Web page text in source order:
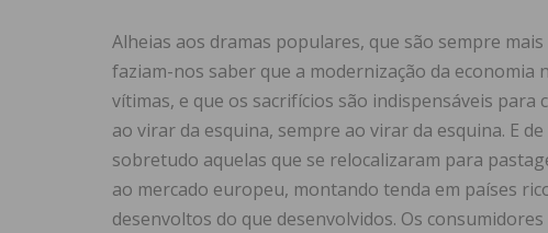
Alheias aos dramas populares, que são sempre
faziam-nos saber que a modernização da economia
vítimas, e que os sacrifícios são indispensáveis
ao virar da esquina, sempre ao virar da esquina. E
sobretudo aquelas que se relocalizaram para
ao mercado europeu, montando tenda em países
desenvoltos do que desenvolvidos. Os